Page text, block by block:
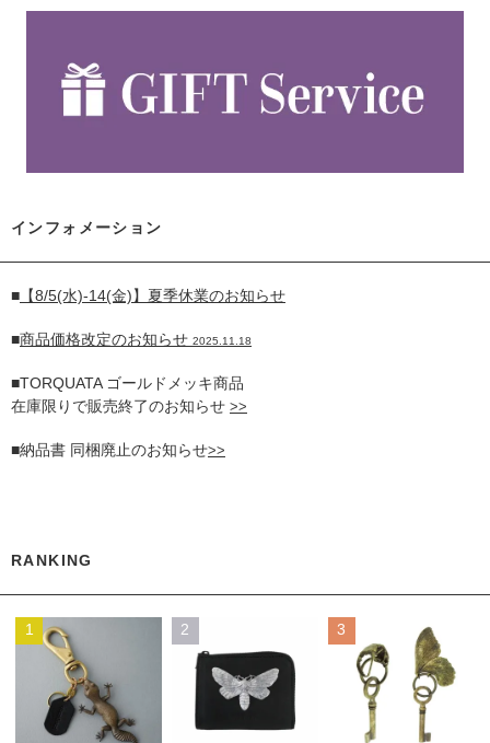
インフォメーション
■ 【8/5(水)-14(金)】夏季休業のお知らせ
■商品価格改定のお知らせ 2025.11.18
■TORQUATA ゴールドメッキ商品
在庫限りで販売終了のお知らせ >>
■納品書 同梱廃止のお知らせ>>
RANKING
1 2 3